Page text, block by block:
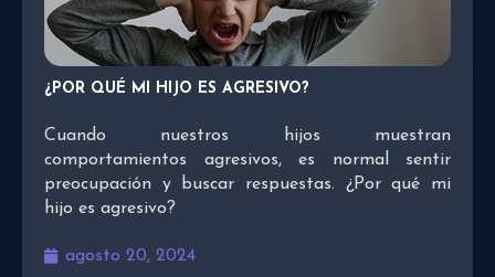
¿POR QUÉ MI HIJO ES AGRESIVO?
Cuando nuestros hijos muestran
comportamientos agresivos, es normal sentir
preocupación y buscar respuestas. ¿Por qué mi
hijo es agresivo?
agosto 20, 2024